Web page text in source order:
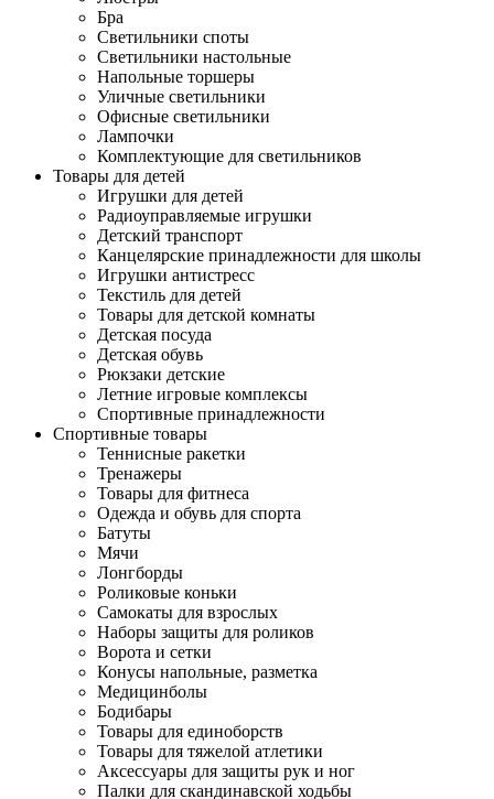
Бра
Светильники споты
Светильники настольные
Напольные торшеры
Уличные светильники
Офисные светильники
Лампочки
Комплектующие для светильников
Товары для детей
Игрушки для детей
Радиоуправляемые игрушки
Детский транспорт
Канцелярские принадлежности для школы
Игрушки антистресс
Текстиль для детей
Товары для детской комнаты
Детская посуда
Детская обувь
Рюкзаки детские
Летние игровые комплексы
Спортивные принадлежности
Спортивные товары
Теннисные ракетки
Тренажеры
Товары для фитнеса
Одежда и обувь для спорта
Батуты
Мячи
Лонгборды
Роликовые коньки
Самокаты для взрослых
Наборы защиты для роликов
Ворота и сетки
Конусы напольные, разметка
Медицинболы
Бодибары
Товары для единоборств
Товары для тяжелой атлетики
Аксессуары для защиты рук и ног
Палки для скандинавской ходьбы